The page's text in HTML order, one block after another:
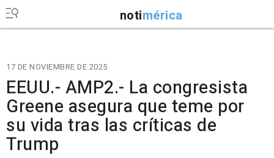
notimérica
17 DE NOVIEMBRE DE 2025
EEUU.- AMP2.- La congresista
Greene asegura que teme por
su vida tras las críticas de
Trump